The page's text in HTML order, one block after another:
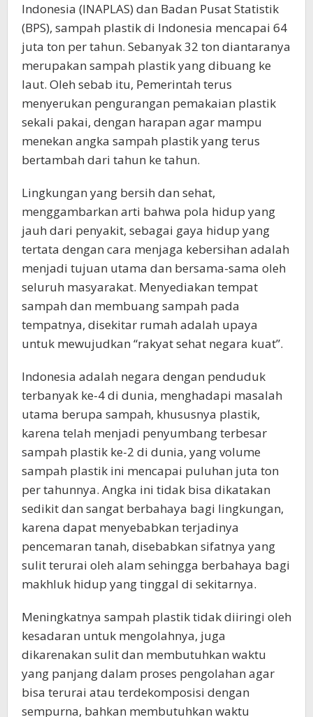
Indonesia (INAPLAS) dan Badan Pusat Statistik
(BPS), sampah plastik di Indonesia mencapai 64
juta ton per tahun. Sebanyak 32 ton diantaranya
merupakan sampah plastik yang dibuang ke
laut. Oleh sebab itu, Pemerintah terus
menyerukan pengurangan pemakaian plastik
sekali pakai, dengan harapan agar mampu
menekan angka sampah plastik yang terus
bertambah dari tahun ke tahun.
​Lingkungan yang bersih dan sehat,
menggambarkan arti bahwa pola hidup yang
jauh dari penyakit, sebagai gaya hidup yang
tertata dengan cara menjaga kebersihan adalah
menjadi tujuan utama dan bersama-sama oleh
seluruh masyarakat. Menyediakan tempat
sampah dan membuang sampah pada
tempatnya, disekitar rumah adalah upaya
untuk mewujudkan “rakyat sehat negara kuat”.
​Indonesia adalah negara dengan penduduk
terbanyak ke-4 di dunia, menghadapi masalah
utama berupa sampah, khususnya plastik,
karena telah menjadi penyumbang terbesar
sampah plastik ke-2 di dunia, yang volume
sampah plastik ini mencapai puluhan juta ton
per tahunnya. Angka ini tidak bisa dikatakan
sedikit dan sangat berbahaya bagi lingkungan,
karena dapat menyebabkan terjadinya
pencemaran tanah, disebabkan sifatnya yang
sulit terurai oleh alam sehingga berbahaya bagi
makhluk hidup yang tinggal di sekitarnya.
​Meningkatnya sampah plastik tidak diiringi oleh
kesadaran untuk mengolahnya, juga
dikarenakan sulit dan membutuhkan waktu
yang panjang dalam proses pengolahan agar
bisa terurai atau terdekomposisi dengan
sempurna, bahkan membutuhkan waktu